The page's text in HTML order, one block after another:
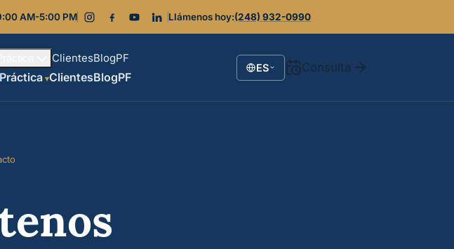
AM-5:00 PM Llámenos hoy:(248) 932-0990
ClientesBlogPF
ClientesBlogPF
ES
Seleccionar idioma
Consulta